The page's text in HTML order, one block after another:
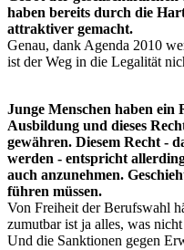
haben bereits durch die
attraktiver gemacht.
Genau, dank Agenda 2010
ist der Weg in die Legalität
Junge Menschen haben ein
Ausbildung und dieses
gewähren. Diesem Recht -
werden - entspricht
auch anzunehmen.
führen müssen.
Von Freiheit der Berufswahl
zumutbar ist ja alles, was
Und die Sanktionen gegen